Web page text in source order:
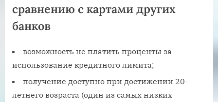
сравнению с картами других
банков
возможность не платить проценты за
использование кредитного лимита;
получение доступно при достижении 20-
летнего возраста (один из самых низких